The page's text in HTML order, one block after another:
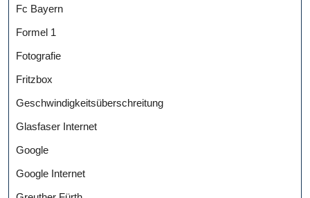
Fc Bayern
Formel 1
Fotografie
Fritzbox
Geschwindigkeitsüberschreitung
Glasfaser Internet
Google
Google Internet